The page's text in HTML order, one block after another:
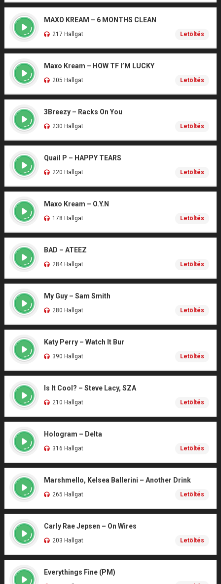
MAXO KREAM – 6 MONTHS CLEAN
217 Hallgat Letöltés
Maxo Kream – HOW TF I’M LUCKY
205 Hallgat Letöltés
3Breezy – Racks On You
230 Hallgat Letöltés
Quail P – HAPPY TEARS
220 Hallgat Letöltés
Maxo Kream – O.Y.N
178 Hallgat Letöltés
BAD – ATEEZ
284 Hallgat Letöltés
My Guy – Sam Smith
280 Hallgat Letöltés
Katy Perry – Watch It Bur
390 Hallgat Letöltés
Is It Cool? – Steve Lacy, SZA
210 Hallgat Letöltés
Hologram – Delta
316 Hallgat Letöltés
Marshmello, Kelsea Ballerini – Another Drink
265 Hallgat Letöltés
Carly Rae Jepsen – On Wires
203 Hallgat Letöltés
Everythings Fine (PM)